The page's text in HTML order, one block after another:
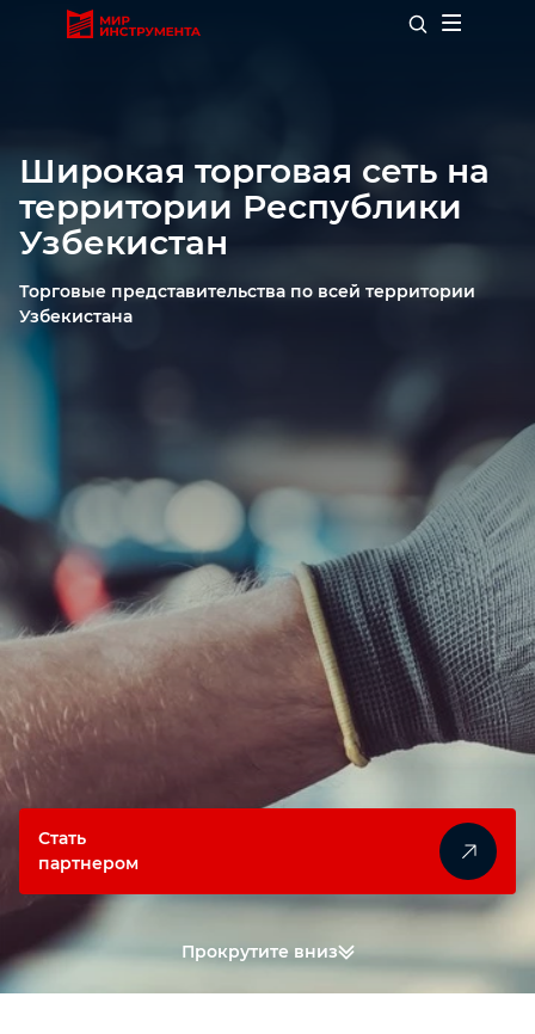
Садовый инвентарь
Силовое оборудование
Слесарный инструмент
Прочий инструмент
Автомобильный инструмент
Крепежный инструмент
Столярный инструмент
Измерительный инструмент
Широкая торговая сеть на
территории Республики
Узбекистан
Торговые представительства по всей территории
Узбекистана
Стать
партнером
Прокрутите вниз